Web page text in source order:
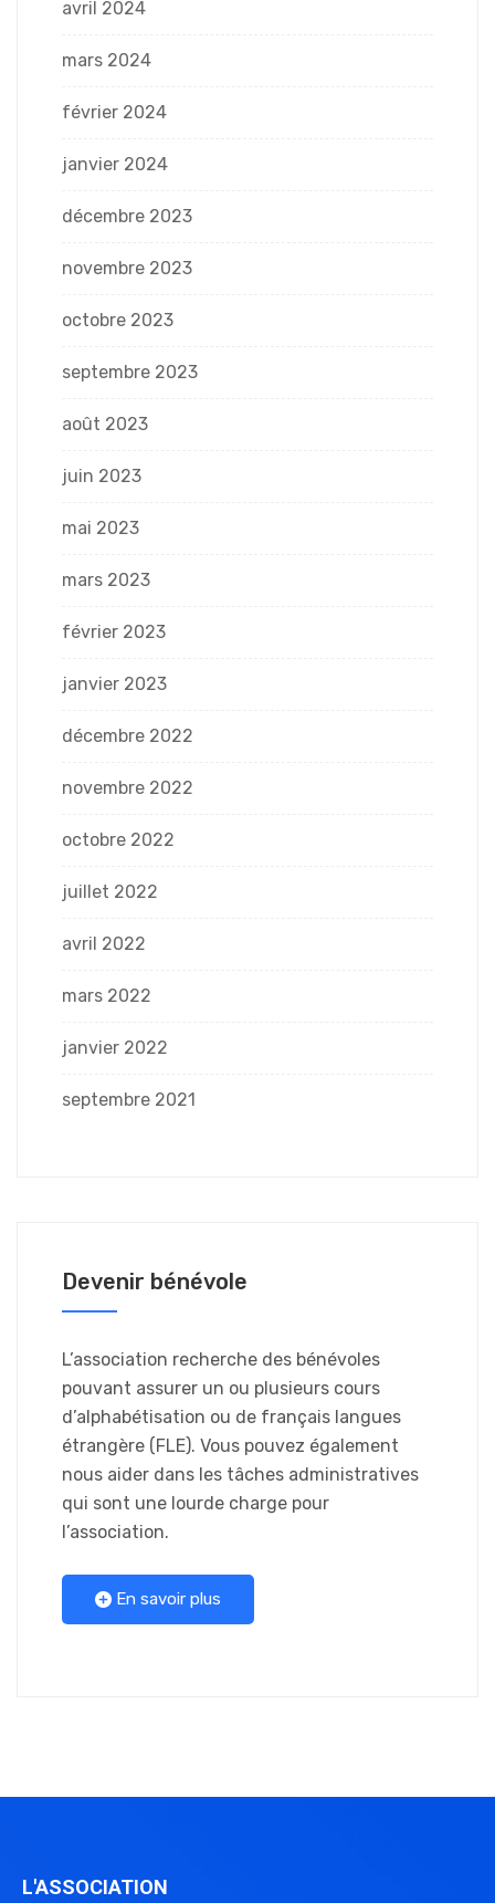
avril 2024
mars 2024
février 2024
janvier 2024
décembre 2023
novembre 2023
octobre 2023
septembre 2023
août 2023
juin 2023
mai 2023
mars 2023
février 2023
janvier 2023
décembre 2022
novembre 2022
octobre 2022
juillet 2022
avril 2022
mars 2022
janvier 2022
septembre 2021
Devenir bénévole
L’association recherche des bénévoles
pouvant assurer un ou plusieurs cours
d’alphabétisation ou de français langues
étrangère (FLE). Vous pouvez également
nous aider dans les tâches administratives
qui sont une lourde charge pour
l’association.
En savoir plus
L'ASSOCIATION